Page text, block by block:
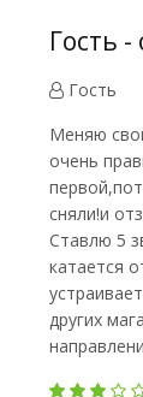
Гость
Гость
Меняю
очень
сняли!и
Ставлю 5
катается
других